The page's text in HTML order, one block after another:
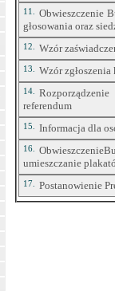
11.
Obwieszczenie
głosowania oraz
12. Wzór
13. Wzór
14.
referendum
15. Informacja dla
16.
umieszczanie
17. Postanowienie